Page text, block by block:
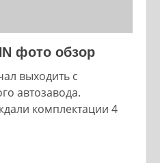
фото обзор
выходить с
автозавода.
комплектации 4